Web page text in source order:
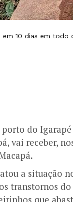
em 10 dias em
do
vai receber,
a situação
transtornos
que